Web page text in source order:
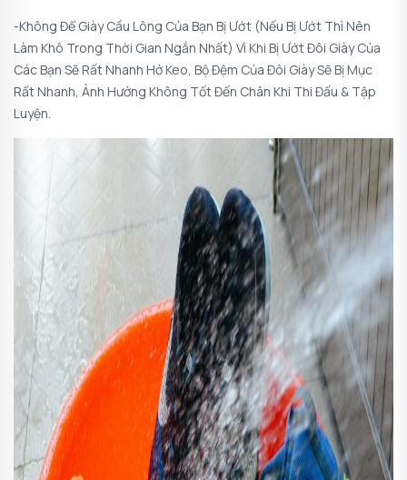
-Không Để Giày Cầu Lông Của Bạn Bị Ướt (nếu Bị Ướt Thì Nên
Làm Khô Trong Thời Gian Ngắn Nhất) Vì Khi Bị Ướt Đôi Giày Của
Các Bạn Sẽ Rất Nhanh Hở Keo, Bộ Đệm Của Đôi Giày Sẽ Bị Mục
Rất Nhanh, Ảnh Hưởng Không Tốt Đến Chân Khi Thi Đấu & Tập
Luyện.